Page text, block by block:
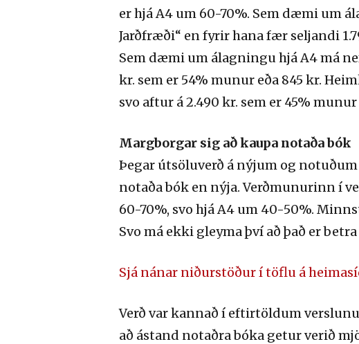
er hjá A4 um 60-70%. Sem dæmi um
Jarðfræði“ en fyrir hana fær seljandi
Sem dæmi um álagningu hjá A4 má
kr. sem er 54% munur eða 845 kr.
svo aftur á 2.490 kr. sem er 45% munur
Margborgar sig að kaupa notaða bók
Þegar útsöluverð á nýjum og
notaða bók en nýja. Verðmunurinn í
60-70%, svo hjá A4 um 40-50%.
Svo má ekki gleyma því að það er
Sjá nánar niðurstöður í töflu á
Verð var kannað í eftirtöldum
að ástand notaðra bóka getur verið